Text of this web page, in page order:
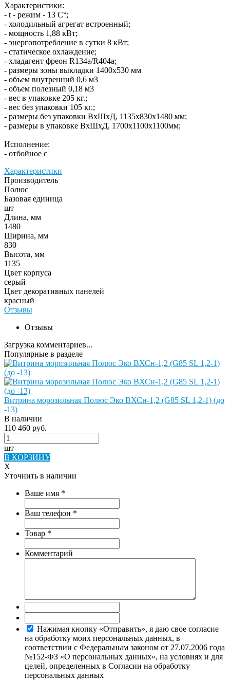
Характеристики:
- t - режим - 13 С°;
- холодильный агрегат встроенный;
- мощность 1,88 кВт;
- энергопотребление в сутки 8 кВт;
- статическое охлаждение;
- хладагент фреон R134a/R404a;
- размеры зоны выкладки 1400x530 мм
- объем внутренний 0,6 м3
- объем полезный 0,18 м3
- вес в упаковке 205 кг.;
- вес без упаковки 105 кг.;
- размеры без упаковки ВхШхД, 1135х830х1480 мм;
- размеры в упаковке ВхШхД, 1700x1100x1100мм;
Исполнение:
- отбойное с
Характеристики
Производитель
Полюс
Базовая единица
шт
Длина, мм
1480
Ширина, мм
830
Высота, мм
1135
Цвет корпуса
серый
Цвет декоративных панелей
красный
Отзывы
Отзывы
Загрузка комментариев...
Популярные в разделе
Витрина морозильная Полюс Эко ВХСн-1,2 (G85 SL 1,2-1) (до
-13)
В наличии
110 460 руб.
шт
В КОРЗИНУ
X
Уточнить в наличии
Ваше имя *
Ваш телефон *
Товар *
Комментарий
Нажимая кнопку «Отправить», я даю свое согласие
на обработку моих персональных данных, в
соответствии с Федеральным законом от 27.07.2006 года
№152-ФЗ «О персональных данных», на условиях и для
целей, определенных в Согласии на обработку
персональных данных